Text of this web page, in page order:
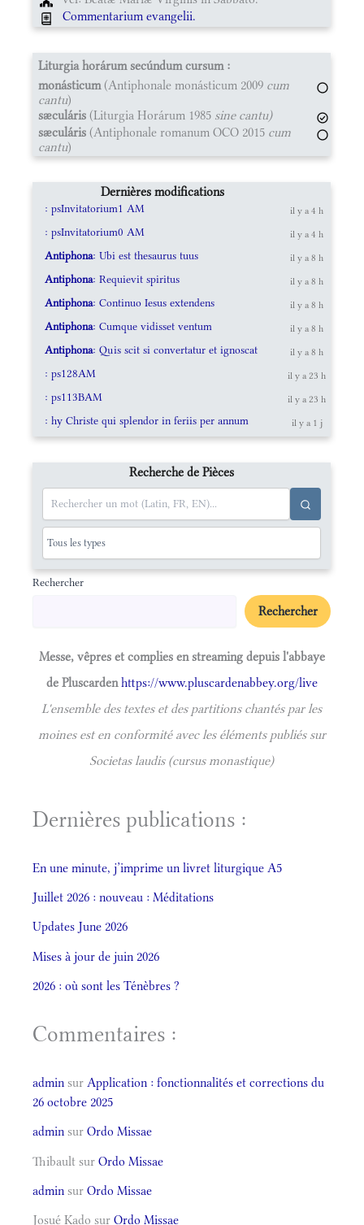
Commentarium evangelii.
Liturgia horárum secúndum cursum :
monásticum(Antiphonale monásticum 2009 cum
cantu)
sæculáris (Liturgia Horárum 1985 sine cantu)
sæculáris (Antiphonale romanum OCO 2015 cum
cantu)
Dernières modifications
: psInvitatorium1 AM il y a 4 h
: psInvitatorium0 AM il y a 4 h
Antiphona: Ubi est thesaurus tuus il y a 8 h
Antiphona: Requievit spiritus il y a 8 h
Antiphona: Continuo Iesus extendens il y a 8 h
Antiphona: Cumque vidisset ventum il y a 8 h
Antiphona: Quis scit si convertatur et ignoscat il y a 8 h
: ps128AM il y a 23 h
: ps113BAM il y a 23 h
: hy Christe qui splendor in feriis per annum il y a 1 j
Recherche de Pièces
Rechercher
Rechercher
Messe, vêpres et complies en streaming depuis l'abbaye
de Pluscardenhttps://www.pluscardenabbey.org/live
L'ensemble des textes et des partitions chantés par les
moines est en conformité avec les éléments publiés sur
Societas laudis (cursus monastique)
Dernières publications :
En une minute, j’imprime un livret liturgique A5
Juillet 2026 : nouveau : Méditations
Updates June 2026
Mises à jour de juin 2026
2026 : où sont les Ténèbres ?
Commentaires :
admin sur Application : fonctionnalités et corrections du
26 octobre 2025
admin sur Ordo Missae
Thibault sur Ordo Missae
admin sur Ordo Missae
Josué Kado sur Ordo Missae